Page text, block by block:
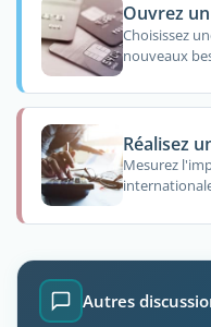
Ouvrez
Choisissez
nouveaux
Réalisez
Mesurez
Autres